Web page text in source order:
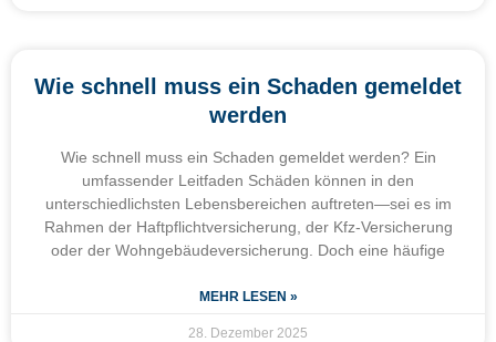
Wie schnell muss ein Schaden gemeldet
werden
Wie schnell muss ein Schaden gemeldet werden? Ein
umfassender Leitfaden Schäden können in den
unterschiedlichsten Lebensbereichen auftreten—sei es im
Rahmen der Haftpflichtversicherung, der Kfz-Versicherung
oder der Wohngebäudeversicherung. Doch eine häufige
MEHR LESEN »
28. Dezember 2025